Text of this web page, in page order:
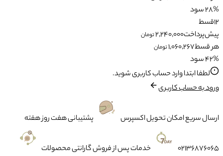
28% سود
12قسط
پیش‌پرداخت2,240,000تومان
هر قسط1,060,267تومان
42% سود
لطفا ابتدا وارد حساب کاربری شوید.
ورود به حساب کاربری
ارسال سریعامکان تحویل اکسپرس پشتیبانیهفت روز هفته
02136876065 خدمات پس از فروشگارانتی محصولات